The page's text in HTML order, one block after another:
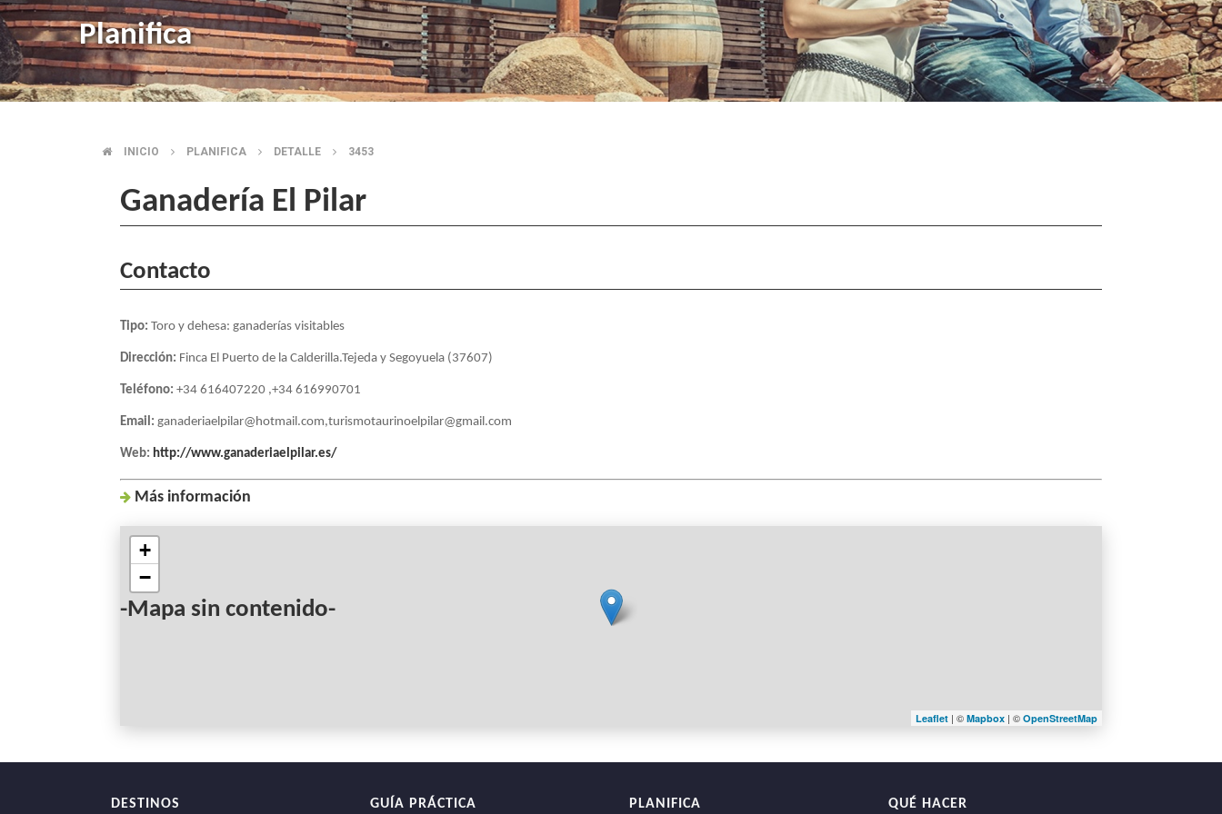
Planifica
SOBRESCRIBIR
ENLACES
DE
A
LA
NAVEGACIÓN
INICIO PLANIFICA DETALLE 3453
Ganadería El Pilar
Contacto
Tipo: Toro y dehesa: ganaderías visitables
Dirección: Finca El Puerto de la Calderilla.Tejeda y Segoyuela (37607)
Teléfono: +34 616407220 ,+34 616990701
Email: ganaderiaelpilar@hotmail.com,turismotaurinoelpilar@gmail.com
Web: http://www.ganaderiaelpilar.es/
Más información
-Mapa sin contenido-
+
−
Leaflet | © Mapbox | © OpenStreetMap
DESTINOS GUÍA PRÁCTICA PLANIFICA QUÉ HACER